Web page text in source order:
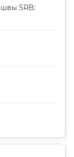
SRB: